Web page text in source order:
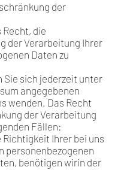
der
Recht, die
der Verarbeitung Ihrer
Daten zu
Sie sich jederzeit unter
angegebenen
wenden. Das Recht
der Verarbeitung
Fällen:
Richtigkeit Ihrer bei uns
personenbezogenen
benötigen wirin der